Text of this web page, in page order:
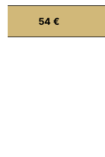
54 €